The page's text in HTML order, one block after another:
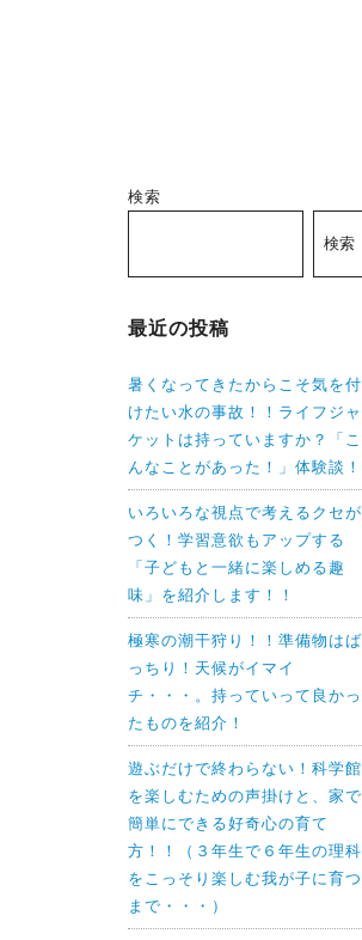
検索
検索
最近の投稿
暑くなってきたからこそ気を付
けたい水の事故！！ライフジャ
ケットは持っていますか？「こ
んなことがあった！」体験談！
いろいろな視点で考えるクセが
つく！学習意欲もアップする
「子どもと一緒に楽しめる趣
味」を紹介します！！
極寒の潮干狩り！！準備物はば
っちり！天候がイマイ
チ・・・。持っていって良かっ
たものを紹介！
遊ぶだけで終わらない！科学館
を楽しむための声掛けと、家で
簡単にできる好奇心の育て
方！！（３年生で６年生の理科
をこっそり楽しむ我が子に育つ
まで・・・）